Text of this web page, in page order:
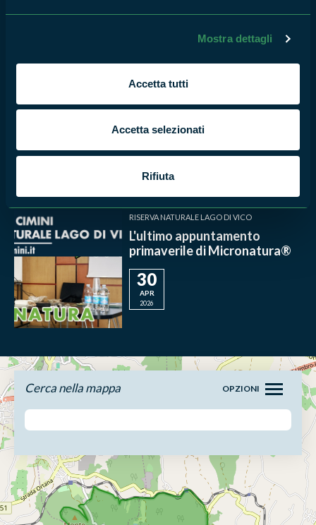
Mostra dettagli
Accetta tutti
Accetta selezionati
Rifiuta
17
del lago di Vico
12
MAG
RISERVA NATURALE LAGO DI VICO
L'ultimo appuntamento
primaverile di Micronatura®
30
APR
2026
Cerca nella mappa OPZIONI